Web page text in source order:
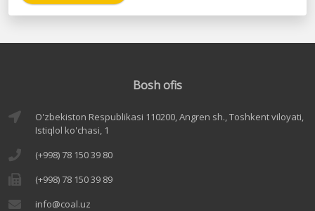
Bosh ofis
O'zbekiston Respublikasi 110200, Angren sh., Toshkent viloyati,
Istiqlol ko'chasi, 1
(+998) 78 150 39 80
(+998) 78 150 39 89
info@coal.uz